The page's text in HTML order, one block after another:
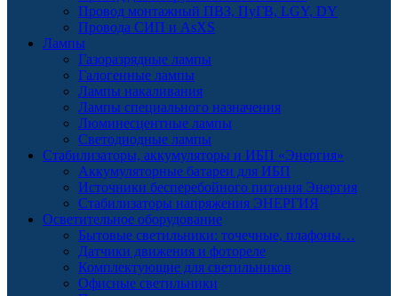
Провод монтажный ПВЗ, ПуГВ, LGY, DY
Провода СИП и AsXS
Лампы
Газоразрядные лампы
Галогенные лампы
Лампы накаливания
Лампы специального назначения
Люминесцентные лампы
Светодиодные лампы
Стабилизаторы, аккумуляторы и ИБП «Энергия»
Аккумуляторные батареи для ИБП
Источники бесперебойного питания Энергия
Стабилизаторы напряжения ЭНЕРГИЯ
Осветительное оборудование
Бытовые светильники: точечные, плафоны…
Датчики движения и фотореле
Комплектующие для светильников
Офисные светильники